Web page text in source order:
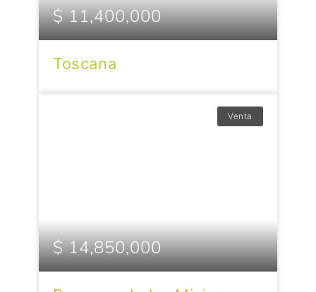
$ 11,400,000
Toscana
Venta
$ 14,850,000